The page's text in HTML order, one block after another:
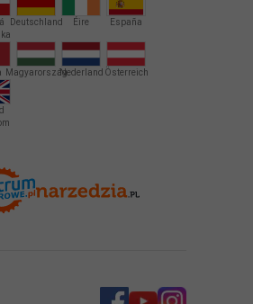
Deutschland Éire España
MagyarországNederland Österreich